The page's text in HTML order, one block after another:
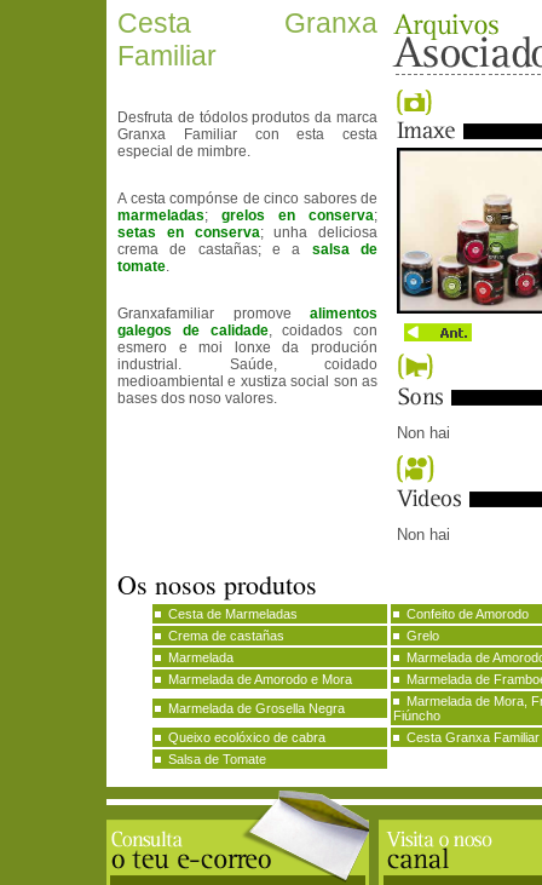
Non hai
Non hai
Cesta Granxa
Familiar
Desfruta de tódolos produtos da marca
Granxa Familiar con esta cesta
especial de mimbre.
A cesta compónse de cinco sabores de
marmeladas; grelos en conserva;
setas en conserva; unha deliciosa
crema de castañas; e a salsa de
tomate.
Granxafamiliar promove alimentos
galegos de calidade, coidados con
esmero e moi lonxe da produción
industrial. Saúde, coidado
medioambiental e xustiza social son as
bases dos noso valores.
Os nosos produtos
Cesta de Marmeladas
Confeito de Amorodo
Crema de castañas
Grelo
Marmelada
Marmelada de
Marmelada de Amorodo e Mora
Marmelada de
Marmelada de Grosella Negra
Marmelada de Mora,
Fiúncho
Queixo ecolóxico de cabra
Cesta Granxa Familiar
Salsa de Tomate